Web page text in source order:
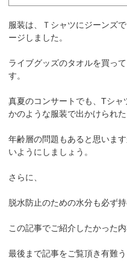
服装は、Ｔシャツにジーンズ
ージしました。
ライブグッズのタオルを買っ
す。
真夏のコンサートでも、Tシ
かのような服装で出かけられた
年齢層の問題もあると思いま
いようにしましょう。
さらに、
脱水防止のための水分も必ず
この記事でご紹介したかった
最後まで記事をご覧頂き有難う